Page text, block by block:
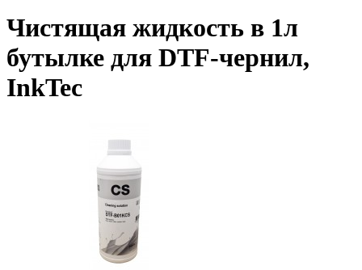
Чистящая жидкость в 1л
бутылке для DTF-чернил,
InkTec